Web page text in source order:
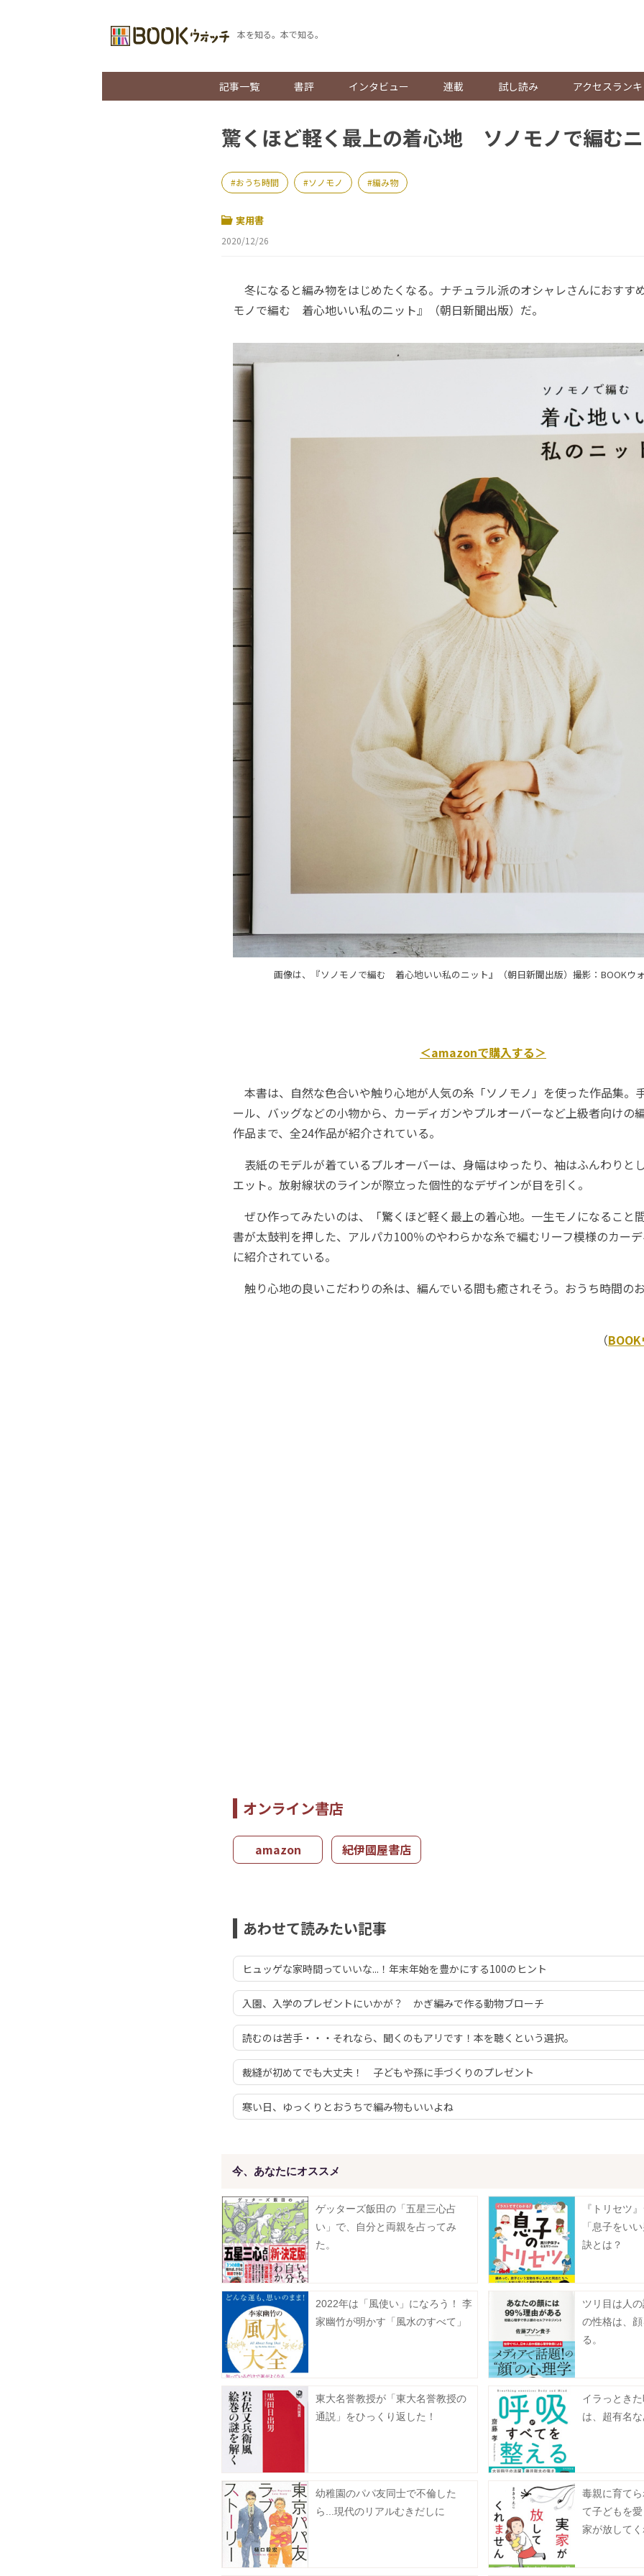
本を知る。本で知る。
記事一覧 書評 インタビュー 連載 試し読み アクセスラン
驚くほど軽く最上の着心地 ソノモノで編む
おうち時間 ソノモノ 編み物
実用書
2020/12/26
冬になると編み物をはじめたくなる。ナチュラル派のオシャレさんにおすす
モノで編む 着心地いい私のニット』（朝日新聞出版）だ。
画像は、『ソノモノで編む 着心地いい私のニット』（朝日新聞出版）撮影：BOOKウ
＜amazonで購入する＞
本書は、自然な色合いや触り心地が人気の糸「ソノモノ」を使った作品集。
ール、バッグなどの小物から、カーディガンやプルオーバーなど上級者向けの
作品まで、全24作品が紹介されている。
表紙のモデルが着ているプルオーバーは、身幅はゆったり、袖はふんわりと
エット。放射線状のラインが際立った個性的なデザインが目を引く。
ぜひ作ってみたいのは、「驚くほど軽く最上の着心地。一生モノになること
書が太鼓判を押した、アルパカ100％のやわらかな糸で編むリーフ模様のカー
に紹介されている。
触り心地の良いこだわりの糸は、編んでいる間も癒されそう。おうち時間の
（
オンライン書店
amazon 紀伊國屋書店
あわせて読みたい記事
ヒュッゲな家時間っていいな...！年末年始を豊かにする100のヒント
入園、入学のプレゼントにいかが？ かぎ編みで作る動物ブローチ
読むのは苦手・・・それなら、聞くのもアリです！本を聴くという選択。
裁縫が初めてでも大丈夫！ 子どもや孫に手づくりのプレゼント
寒い日、ゆっくりとおうちで編み物もいいよね
今、あなたにオススメ
ゲッターズ飯田の「五星三心占
い」で、自分と両親を占ってみ
た。
『トリセツ
「息子をい
訣とは？
2022年は「風使い」になろう！ 李
家幽竹が明かす「風水のすべて」
ツリ目は人
の性格は、
る。
東大名誉教授が「東大名誉教授の
通説」をひっくり返した！
イラっとき
は、超有名な
幼稚園のパパ友同士で不倫した
ら...現代のリアルむきだしに
毒親に育て
て子どもを
家が放してく